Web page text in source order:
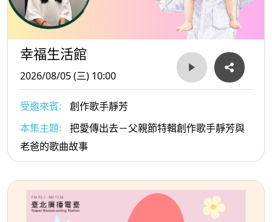
幸福生活館
2026/08/05 (三) 10:00
受邀來賓:
創作歌手靜芳
本集主題:
把愛傳出去－父親節特輯創作歌手靜芳與
老爸的歌曲故事